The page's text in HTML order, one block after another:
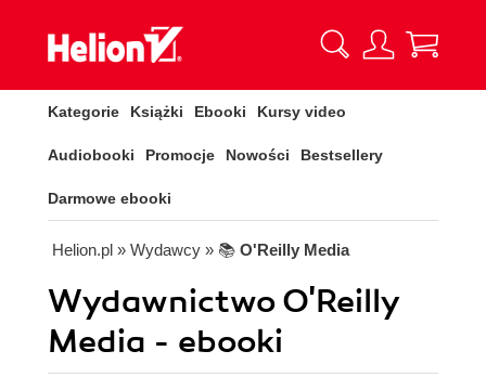
Kategorie Książki Ebooki Kursy video
Audiobooki Promocje Nowości Bestsellery
Darmowe ebooki
Helion.pl » Wydawcy » 📚 O'Reilly Media
Wydawnictwo O'Reilly
Media - ebooki